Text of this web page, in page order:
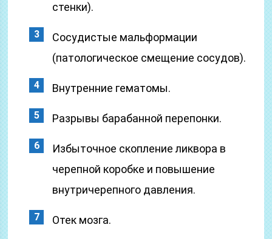
стенки).
Сосудистые мальформации
(патологическое смещение сосудов).
Внутренние гематомы.
Разрывы барабанной перепонки.
Избыточное скопление ликвора в
черепной коробке и повышение
внутричерепного давления.
Отек мозга.